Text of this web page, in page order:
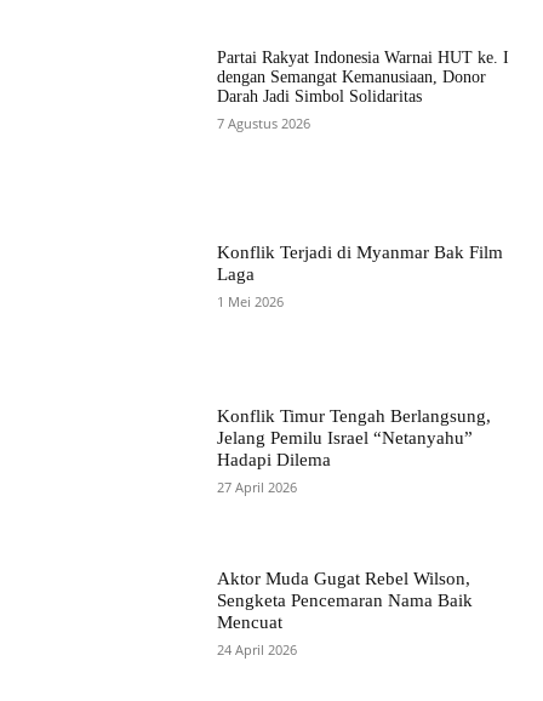
Partai Rakyat Indonesia Warnai HUT ke. I
dengan Semangat Kemanusiaan, Donor
Darah Jadi Simbol Solidaritas
7 Agustus 2026
Konflik Terjadi di Myanmar Bak Film
Laga
1 Mei 2026
Konflik Timur Tengah Berlangsung,
Jelang Pemilu Israel “Netanyahu”
Hadapi Dilema
27 April 2026
Aktor Muda Gugat Rebel Wilson,
Sengketa Pencemaran Nama Baik
Mencuat
24 April 2026